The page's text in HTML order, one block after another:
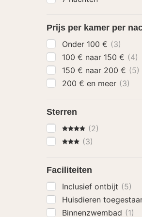
Prijs per kamer per
Onder 100 € (3)
100 € naar 150 € (4)
150 € naar 200 € (5)
200 € en meer (3)
Sterren
4 Sterren
(2)
3 Sterren
(3)
Faciliteiten
Inclusief ontbijt (5)
Huisdieren
Binnenzwembad (1)